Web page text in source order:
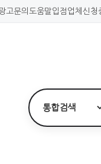
고문의 도움말입점업체신청